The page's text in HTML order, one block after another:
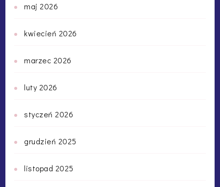
maj 2026
kwiecień 2026
marzec 2026
luty 2026
styczeń 2026
grudzień 2025
listopad 2025